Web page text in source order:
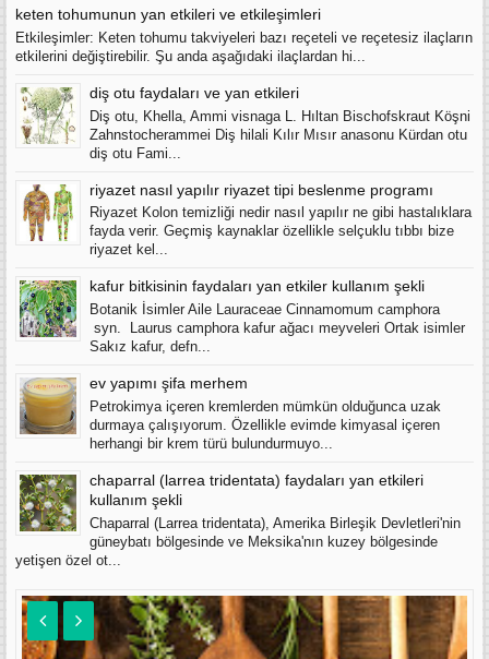
keten tohumunun yan etkileri ve etkileşimleri
Etkileşimler: Keten tohumu takviyeleri bazı reçeteli ve reçetesiz ilaçların
etkilerini değiştirebilir. Şu anda aşağıdaki ilaçlardan hi...
diş otu faydaları ve yan etkileri
Diş otu, Khella, Ammi visnaga L. Hıltan Bischofskraut Köşni
Zahnstocherammei Diş hilali Kılır Mısır anasonu Kürdan otu
diş otu Fami...
riyazet nasıl yapılır riyazet tipi beslenme programı
Riyazet Kolon temizliği nedir nasıl yapılır ne gibi hastalıklara
fayda verir. Geçmiş kaynaklar özellikle selçuklu tıbbı bize
riyazet kel...
kafur bitkisinin faydaları yan etkiler kullanım şekli
Botanik İsimler Aile Lauraceae Cinnamomum camphora
syn. Laurus camphora kafur ağacı meyveleri Ortak isimler
Sakız kafur, defn...
ev yapımı şifa merhem
Petrokimya içeren kremlerden mümkün olduğunca uzak
durmaya çalışıyorum. Özellikle evimde kimyasal içeren
herhangi bir krem türü bulundurmuyo...
chaparral (larrea tridentata) faydaları yan etkileri
kullanım şekli
Chaparral (Larrea tridentata), Amerika Birleşik Devletleri'nin
güneybatı bölgesinde ve Meksika'nın kuzey bölgesinde
yetişen özel ot...